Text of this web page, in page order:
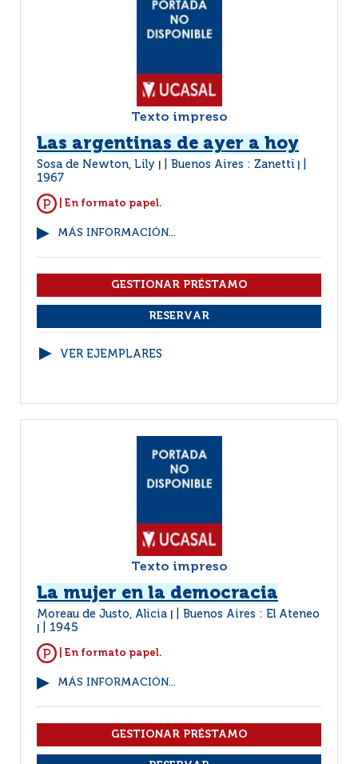
Texto impreso
Las argentinas de ayer a hoy
Sosa de Newton, Lily Buenos Aires : Zanetti
1967
| En formato papel.
MÁS INFORMACIÓN...
VER EJEMPLARES
Texto impreso
La mujer en la democracia
Moreau de Justo, Alicia Buenos Aires : El Ateneo
1945
| En formato papel.
MÁS INFORMACIÓN...